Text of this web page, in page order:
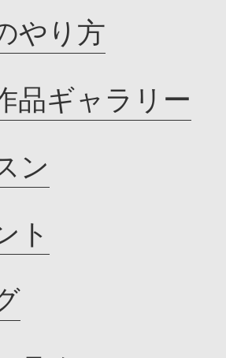
やり方
品ギャラリー
ン
ト